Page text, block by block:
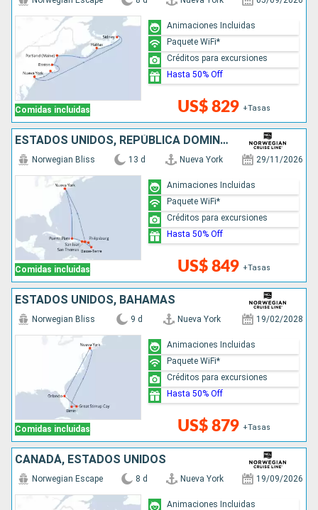
Comidas incluidas US$ 829 +Tasas
Animaciones Incluidas
Paquete WiFi*
Créditos para excursiones
Hasta 50% Off
ESTADOS UNIDOS, REPÚBLICA DOMINICANA, PUERTO RICO, SAN MARTÍN
Comidas incluidas
Norwegian Bliss 13 d Nueva York 29/11/2026
US$ 849 +Tasas
Animaciones Incluidas
Paquete WiFi*
Créditos para excursiones
Hasta 50% Off
ESTADOS UNIDOS, BAHAMAS
Comidas incluidas
Norwegian Bliss 9 d Nueva York 19/02/2028
US$ 879 +Tasas
Animaciones Incluidas
Paquete WiFi*
Créditos para excursiones
Hasta 50% Off
CANADÁ, ESTADOS UNIDOS
Norwegian Escape 8 d Nueva York 19/09/2026
Animaciones Incluidas